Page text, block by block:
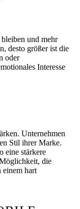
und mehr
desto größer ist die
oder
Interesse
Unternehmen
Stil ihrer Marke.
eine stärkere
die
einem hart